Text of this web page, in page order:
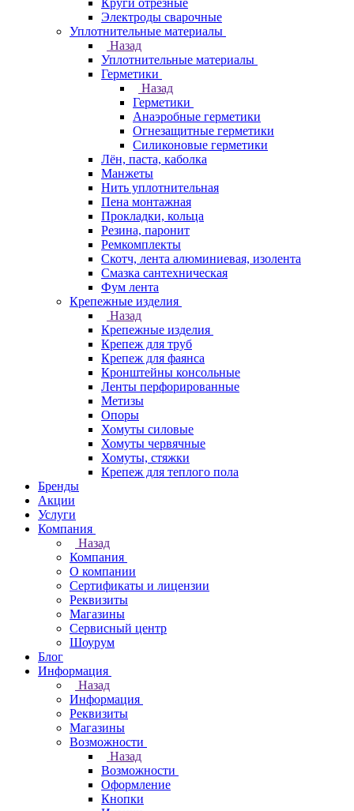
Круги отрезные
Электроды сварочные
Уплотнительные материалы
Назад
Уплотнительные материалы
Герметики
Назад
Герметики
Анаэробные герметики
Огнезащитные герметики
Силиконовые герметики
Лён, паста, каболка
Манжеты
Нить уплотнительная
Пена монтажная
Прокладки, кольца
Резина, паронит
Ремкомплекты
Скотч, лента алюминиевая, изолента
Смазка сантехническая
Фум лента
Крепежные изделия
Назад
Крепежные изделия
Крепеж для труб
Крепеж для фаянса
Кронштейны консольные
Ленты перфорированные
Метизы
Опоры
Хомуты силовые
Хомуты червячные
Хомуты, стяжки
Крепеж для теплого пола
Бренды
Акции
Услуги
Компания
Назад
Компания
О компании
Сертификаты и лицензии
Реквизиты
Магазины
Сервисный центр
Шоурум
Блог
Информация
Назад
Информация
Реквизиты
Магазины
Возможности
Назад
Возможности
Оформление
Кнопки